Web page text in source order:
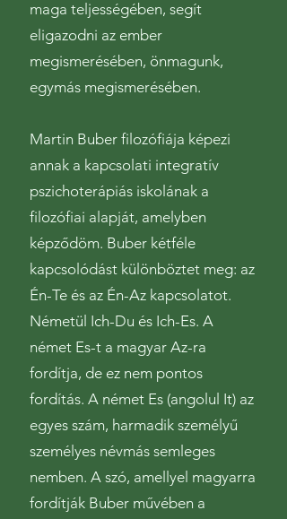
maga teljességében, segít
eligazodni az ember
megismerésében, önmagunk,
egymás megismerésében.
Martin Buber filozófiája képezi
annak a kapcsolati integratív
pszichoterápiás iskolának a
filozófiai alapját, amelyben
képződöm. Buber kétféle
kapcsolódást különböztet meg: az
Én-Te és az Én-Az kapcsolatot.
Németül Ich-Du és Ich-Es. A
német Es-t a magyar Az-ra
fordítja, de ez nem pontos
fordítás. A német Es (angolul It) az
egyes szám, harmadik személyű
személyes névmás semleges
nemben. A szó, amellyel magyarra
fordítják Buber művében a